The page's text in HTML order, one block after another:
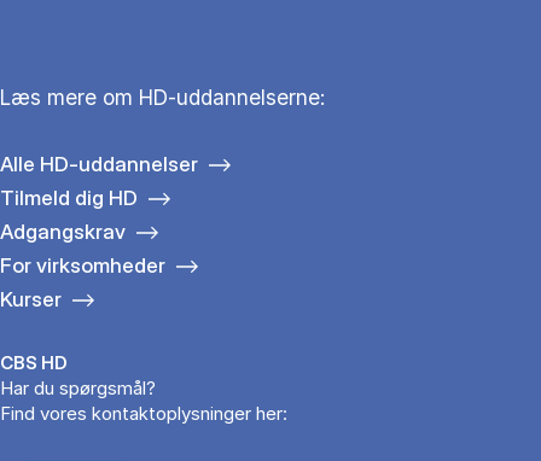
Læs mere om HD-uddannelserne:
Alle HD-uddannelser
Tilmeld dig HD
Adgangskrav
For virksomheder
Kurser
CBS HD
Har du spørgsmål?
Find vores kontaktoplysninger her: